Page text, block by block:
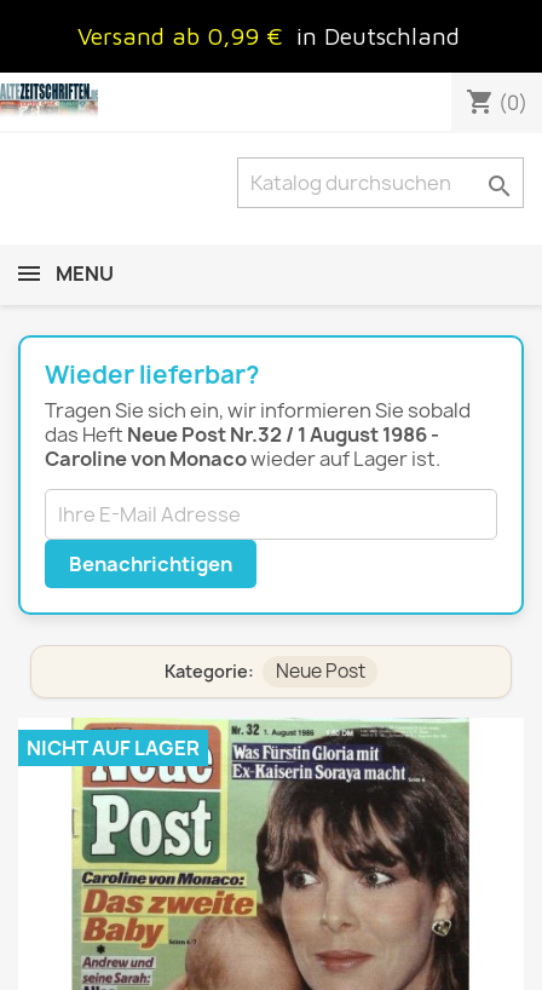
Versand ab 0,99 € in Deutschland
shopping_cart (0)

MENU
Wieder lieferbar?
Tragen Sie sich ein, wir informieren Sie sobald
das Heft Neue Post Nr.32 / 1 August 1986 -
Caroline von Monacowieder auf Lager ist.
Benachrichtigen
Kategorie: Neue Post
NICHT AUF LAGER